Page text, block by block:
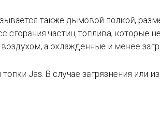
также дымовой полкой,
сгорания частиц топлива, которые
а охлаждённые и менее
Jas. В случае загрязнения